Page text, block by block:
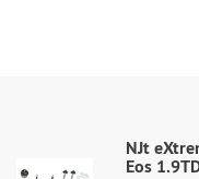
NJt
Eos